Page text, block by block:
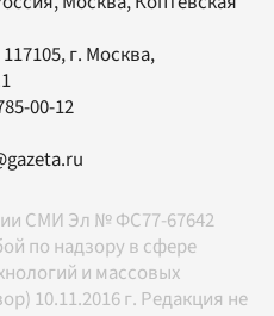
117105, г. Москва,
00-12
СМИ Эл № ФС77-67642
по надзору в сфере
и массовых
10.11.2016 г. Редакция не